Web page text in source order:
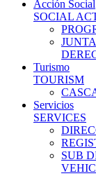
Acción Social
SOCIAL
Turismo
TOURISM
Servicios
SERVICES
SUB